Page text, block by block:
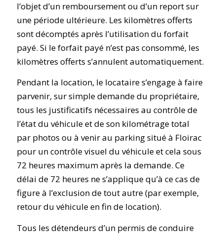
l’objet d’un remboursement ou d’un report sur
une période ultérieure. Les kilomètres offerts
sont décomptés après l’utilisation du forfait
payé. Si le forfait payé n’est pas consommé, les
kilomètres offerts s’annulent automatiquement.
Pendant la location, le locataire s’engage à faire
parvenir, sur simple demande du propriétaire,
tous les justificatifs nécessaires au contrôle de
l’état du véhicule et de son kilométrage total
par photos ou à venir au parking situé à Floirac
pour un contrôle visuel du véhicule et cela sous
72 heures maximum après la demande. Ce
délai de 72 heures ne s’applique qu’à ce cas de
figure à l’exclusion de tout autre (par exemple,
retour du véhicule en fin de location).
Tous les détendeurs d’un permis de conduire